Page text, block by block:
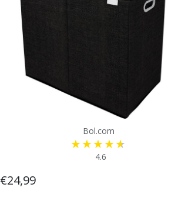
Bol.com
4.6
€24,99